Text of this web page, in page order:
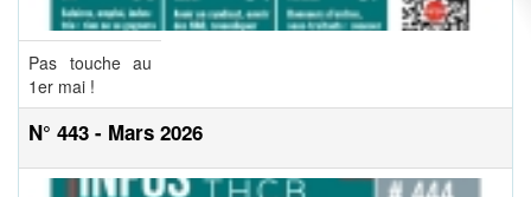
Pas touche au
1er mai !
N° 443 - Mars 2026